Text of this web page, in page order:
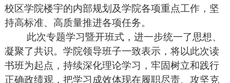
校区学院楼宇的内部规划及学院各项重点工作，坚
持高标准、高质量推进各项任务。
此次专题学习暨开班式，进一步统一了思想、
凝聚了共识。学院领导班子一致表示，将以此次读
书班为起点，持续深化理论学习，牢固树立和践行
正确政绩观，把学习成效体现在履职尽责、攻坚克